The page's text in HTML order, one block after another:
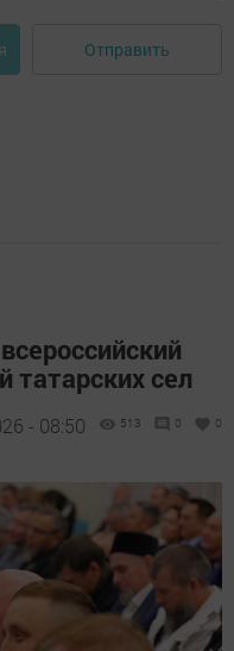
Отправить
татарских сел
- 08:50 513 0 0